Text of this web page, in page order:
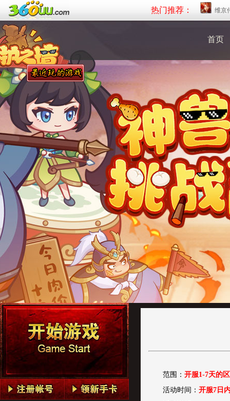
热门推荐： 维京
首页
范围： 开服1-7天的
活动时间： 开服7日